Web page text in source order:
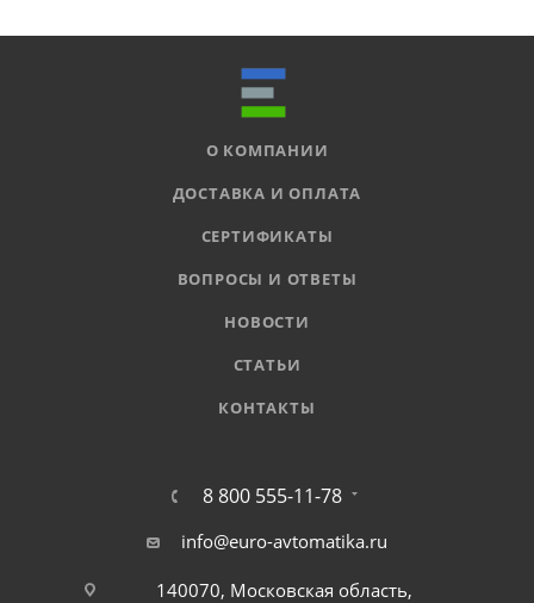
О КОМПАНИИ
ДОСТАВКА И ОПЛАТА
СЕРТИФИКАТЫ
ВОПРОСЫ И ОТВЕТЫ
НОВОСТИ
СТАТЬИ
КОНТАКТЫ
8 800 555-11-78
info@euro-avtomatika.ru
140070, Московская область,